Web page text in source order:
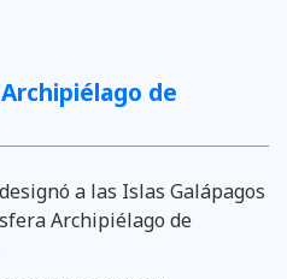
de
a las Islas Galápagos
Archipiélago de